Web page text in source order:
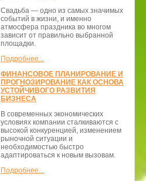
Свадьба — одно из самых значимых
событий в жизни, и именно
атмосфера праздника во многом
зависит от правильно выбранной
площадки.
Подробнее...
ФИНАНСОВОЕ ПЛАНИРОВАНИЕ И
ПРОГНОЗИРОВАНИЕ КАК ОСНОВА
УСТОЙЧИВОГО РАЗВИТИЯ
БИЗНЕСА
В современных экономических
условиях компании сталкиваются с
высокой конкуренцией, изменением
рыночной ситуации и
необходимостью быстро
адаптироваться к новым вызовам.
Подробнее...